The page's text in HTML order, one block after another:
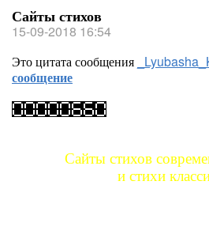
Сайты стихов
15-09-2018 16:54
Это цитата сообщения
сообщение
Сайты стихов
и стихи